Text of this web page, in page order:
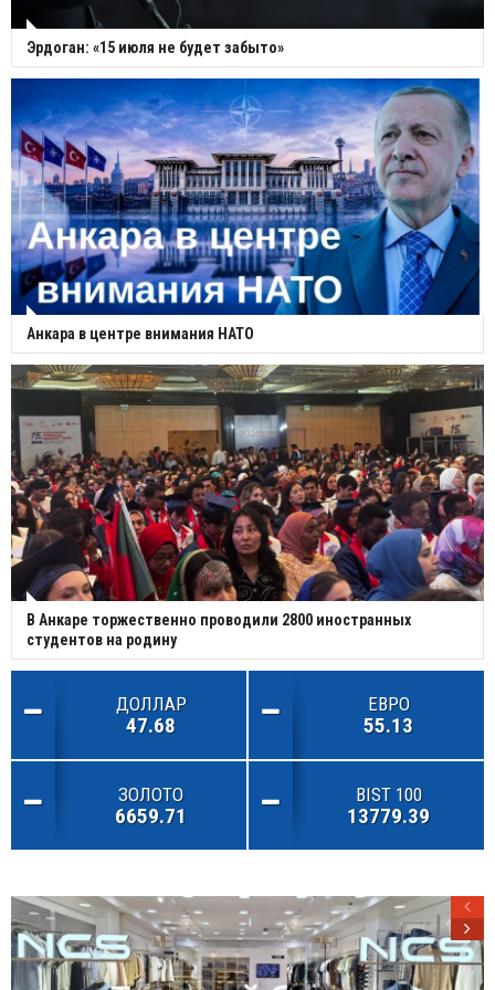
Эрдоган: «15 июля не будет забыто»
Анкара в центре внимания НАТО
В Анкаре торжественно проводили 2800 иностранных
студентов на родину
ДОЛЛАР
47.68
ЕВРО
55.13
ЗОЛОТО
6659.71
BIST 100
13779.39